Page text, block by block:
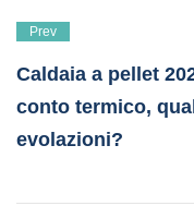
Prev
Caldaia a pellet
conto termico,
evolazioni?